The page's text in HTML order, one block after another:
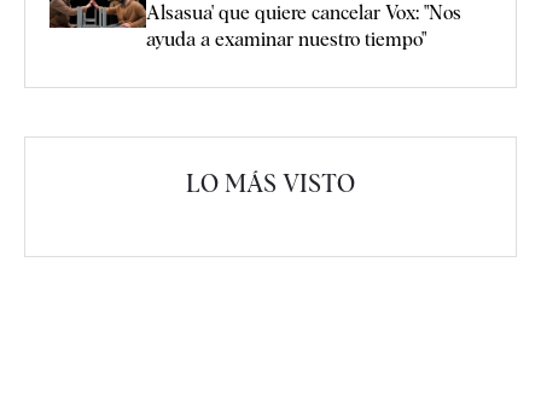
Alsasua' que quiere cancelar Vox: "Nos
ayuda a examinar nuestro tiempo"
LO MÁS VISTO